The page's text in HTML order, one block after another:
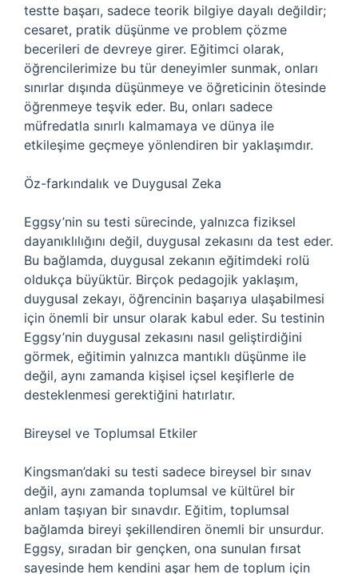
testte başarı, sadece teorik bilgiye dayalı değildir;
cesaret, pratik düşünme ve problem çözme
becerileri de devreye girer. Eğitimci olarak,
öğrencilerimize bu tür deneyimler sunmak, onları
sınırlar dışında düşünmeye ve öğreticinin ötesinde
öğrenmeye teşvik eder. Bu, onları sadece
müfredatla sınırlı kalmamaya ve dünya ile
etkileşime geçmeye yönlendiren bir yaklaşımdır.
Öz-farkındalık ve Duygusal Zeka
Eggsy’nin su testi sürecinde, yalnızca fiziksel
dayanıklılığını değil, duygusal zekasını da test eder.
Bu bağlamda, duygusal zekanın eğitimdeki rolü
oldukça büyüktür. Birçok pedagojik yaklaşım,
duygusal zekayı, öğrencinin başarıya ulaşabilmesi
için önemli bir unsur olarak kabul eder. Su testinin
Eggsy’nin duygusal zekasını nasıl geliştirdiğini
görmek, eğitimin yalnızca mantıklı düşünme ile
değil, aynı zamanda kişisel içsel keşiflerle de
desteklenmesi gerektiğini hatırlatır.
Bireysel ve Toplumsal Etkiler
Kingsman’daki su testi sadece bireysel bir sınav
değil, aynı zamanda toplumsal ve kültürel bir
anlam taşıyan bir sınavdır. Eğitim, toplumsal
bağlamda bireyi şekillendiren önemli bir unsurdur.
Eggsy, sıradan bir gençken, ona sunulan fırsat
sayesinde hem kendini aşar hem de toplum için